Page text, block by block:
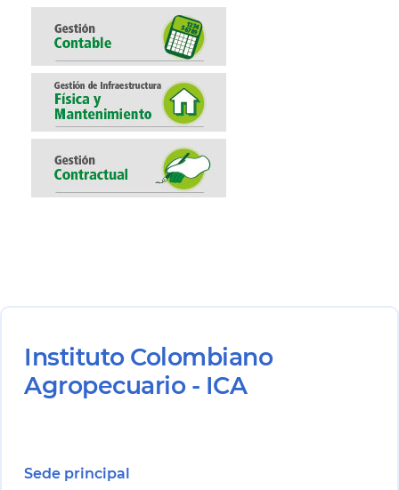
Instituto Colombiano
Agropecuario - ICA
Sede principal